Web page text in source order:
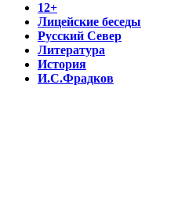
12+
Лицейские беседы
Русский Север
Литература
История
И.С.Фрадков